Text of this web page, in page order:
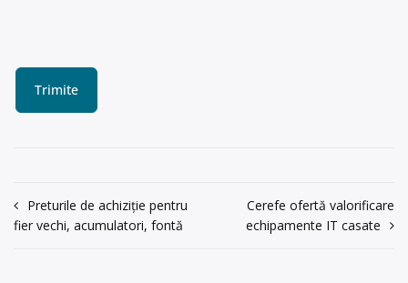
Navigare
în
Preturile de achiziție pentru
fier vechi, acumulatori, fontă
Cerefe ofertă valorificare
echipamente IT casate